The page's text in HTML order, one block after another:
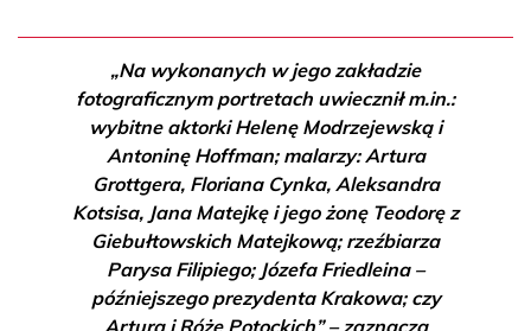
„Na wykonanych w jego zakładzie
fotograficznym portretach uwiecznił m.in.:
wybitne aktorki Helenę Modrzejewską i
Antoninę Hoffman; malarzy: Artura
Grottgera, Floriana Cynka, Aleksandra
Kotsisa, Jana Matejkę i jego żonę Teodorę z
Giebułtowskich Matejkową; rzeźbiarza
Parysa Filipiego; Józefa Friedleina –
późniejszego prezydenta Krakowa; czy
Artura i Różę Potockich” – zaznacza